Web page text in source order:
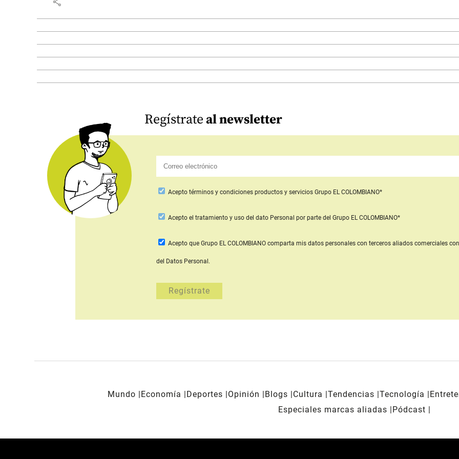
Regístrateal newsletter
Acepto términos y condiciones productos y servicios Grupo EL COLOMBIANO*
Aceptoel tratamiento y uso del dato Personal por parte del Grupo EL COLOMBIANO*
Acepto que Grupo EL COLOMBIANO comparta mis datos personales con terceros aliados comerciales
del Datos Personal.
Mundo Economía Deportes Opinión Blogs Cultura Tendencias Tecnología
Especiales marcas aliadas
Pódcast